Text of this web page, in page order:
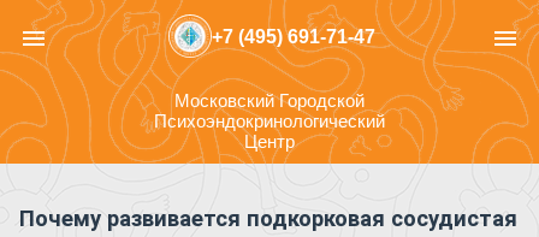
menu +7 (495) 691-71-47 menu
Московский Городской
Психоэндокринологический
Центр
Почему развивается подкорковая сосудистая